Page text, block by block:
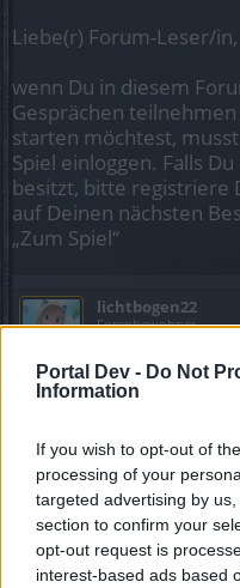
Portal Dev - Do Not
Information
If you wish to opt-out of
processing of your
targeted advertising by
section to confirm your
opt-out request is
interest-based ads based
Liebe(r) Forum-Leser/in,
wenn Du in diesem
Gesprächen
starten möchtest,
Spiel einloggen. Falls
besitzt, bitte registriere
auf Deinen nächsten
„Zum Spiel“
lichtbogen22
Forenbewohner
hallo kann es sein das es
auch ?
11 Juli 2021
Puppi